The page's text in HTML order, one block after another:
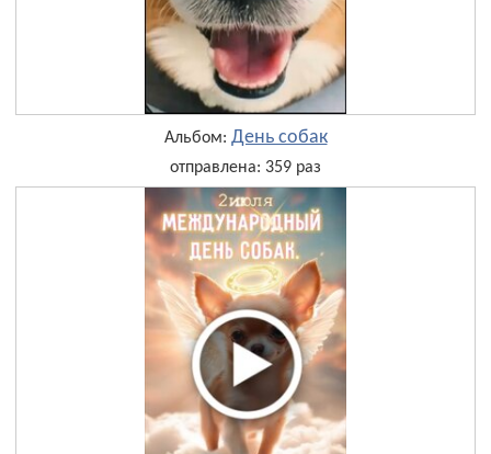
Альбом: День собак
отправлена: 359 раз